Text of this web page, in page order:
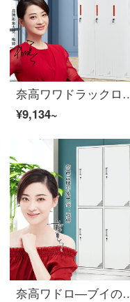
奈高ワワドラックロッカーロッカーには、寮の鍵をかけるバス
¥9,134~
奈高ワドロ―ブイの鉄の皮の箱の保管物の